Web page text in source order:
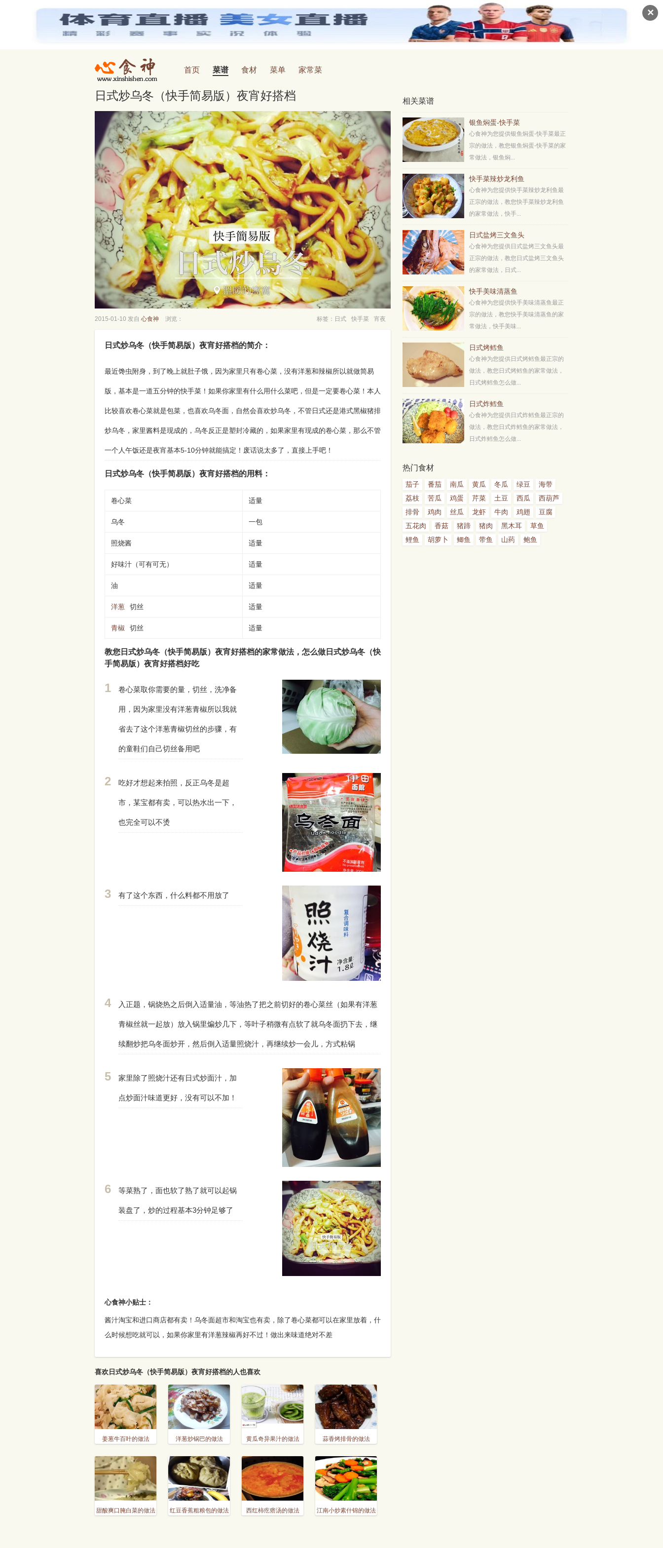
✕
首页 菜谱 食材 菜单 家常菜
日式炒乌冬（快手简易版）夜宵好搭档
2015-01-10 发自 心食神 浏览： 标签： 日式 快手菜 宵夜
日式炒乌冬（快手简易版）夜宵好搭档的简介：
最近馋虫附身，到了晚上就肚子饿，因为家里只有卷心菜，没有洋葱和辣椒所以就做简易
版，基本是一道五分钟的快手菜！如果你家里有什么用什么菜吧，但是一定要卷心菜！本人
比较喜欢卷心菜就是包菜，也喜欢乌冬面，自然会喜欢炒乌冬，不管日式还是港式黑椒猪排
炒乌冬，家里酱料是现成的，乌冬反正是塑封冷藏的，如果家里有现成的卷心菜，那么不管
一个人午饭还是夜宵基本5-10分钟就能搞定！废话说太多了，直接上手吧！
日式炒乌冬（快手简易版）夜宵好搭档的用料：
卷心菜 适量
乌冬 一包
照烧酱 适量
好味汁（可有可无） 适量
油 适量
洋葱 切丝 适量
青椒 切丝 适量
教您日式炒乌冬（快手简易版）夜宵好搭档的家常做法，怎么做日式炒乌冬（快
手简易版）夜宵好搭档好吃
卷心菜取你需要的量，切丝，洗净备
用，因为家里没有洋葱青椒所以我就
省去了这个洋葱青椒切丝的步骤，有
的童鞋们自己切丝备用吧
吃好才想起来拍照，反正乌冬是超
市，某宝都有卖，可以热水出一下，
也完全可以不烫
有了这个东西，什么料都不用放了
入正题，锅烧热之后倒入适量油，等油热了把之前切好的卷心菜丝（如果有洋葱
青椒丝就一起放）放入锅里煸炒几下，等叶子稍微有点软了就乌冬面扔下去，继
续翻炒把乌冬面炒开，然后倒入适量照烧汁，再继续炒一会儿，方式粘锅
家里除了照烧汁还有日式炒面汁，加
点炒面汁味道更好，没有可以不加！
等菜熟了，面也软了熟了就可以起锅
装盘了，炒的过程基本3分钟足够了
心食神小贴士：
酱汁淘宝和进口商店都有卖！乌冬面超市和淘宝也有卖，除了卷心菜都可以在家里放着，什
么时候想吃就可以，如果你家里有洋葱辣椒再好不过！做出来味道绝对不差
喜欢日式炒乌冬（快手简易版）夜宵好搭档的人也喜欢
姜葱牛百叶的做法 洋葱炒锅巴的做法 黄瓜奇异果汁的做法 蒜香烤排骨的做法
甜酸爽口腌白菜的做法 红豆香蕉粗粮包的做法 西红柿疙瘩汤的做法 江南小炒素什锦的做法
相关菜谱
银鱼焖蛋-快手菜
心食神为您提供银鱼焖蛋-快手菜最正
宗的做法，教您银鱼焖蛋-快手菜的家
常做法，银鱼焖...
快手菜辣炒龙利鱼
心食神为您提供快手菜辣炒龙利鱼最
正宗的做法，教您快手菜辣炒龙利鱼
的家常做法，快手...
日式盐烤三文鱼头
心食神为您提供日式盐烤三文鱼头最
正宗的做法，教您日式盐烤三文鱼头
的家常做法，日式...
快手美味清蒸鱼
心食神为您提供快手美味清蒸鱼最正
宗的做法，教您快手美味清蒸鱼的家
常做法，快手美味...
日式烤鳕鱼
心食神为您提供日式烤鳕鱼最正宗的
做法，教您日式烤鳕鱼的家常做法，
日式烤鳕鱼怎么做...
日式炸鳕鱼
心食神为您提供日式炸鳕鱼最正宗的
做法，教您日式炸鳕鱼的家常做法，
日式炸鳕鱼怎么做...
热门食材
茄子 番茄 南瓜 黄瓜 冬瓜 绿豆
海带
荔枝
苦瓜 鸡蛋 芹菜 土豆 西瓜
西葫芦
排骨
鸡肉 丝瓜 龙虾 牛肉 鸡翅
豆腐
五花肉
香菇 猪蹄 猪肉 黑木耳
草鱼
鲤鱼
胡萝卜 鲫鱼 带鱼 山药 鲍鱼